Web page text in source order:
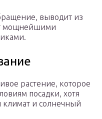
выводит из
мощнейшими
растение, которое
посадки, хотя
климат и солнечный